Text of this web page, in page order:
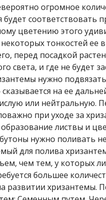
огромное
соответствовать
цветению этого
некоторых тонкостей
перед посадкой
света, и где не будет
нужно
на ее
или нейтральную.
при уходе за
листвы и
нужно поливать
для полива
чем тем, у которых
большее
развитии хризантемы.